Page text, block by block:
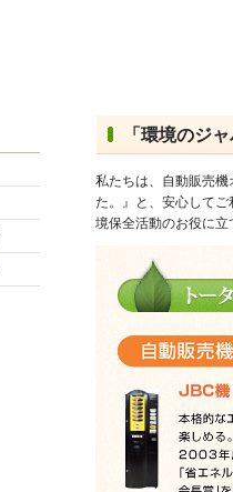
「環境のジ
私たちは、自動販売
た。』と、安心して
境保全活動のお役に